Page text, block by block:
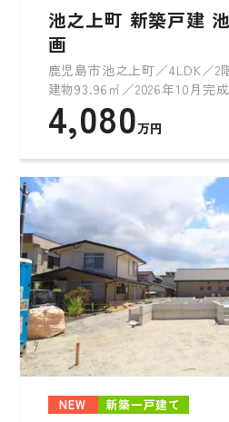
池之上町 新築戸建
画
鹿児島市池之上町／4LDK／2
建物93.96㎡／2026年10月完
4,080万円
NEW 新築一戸建て